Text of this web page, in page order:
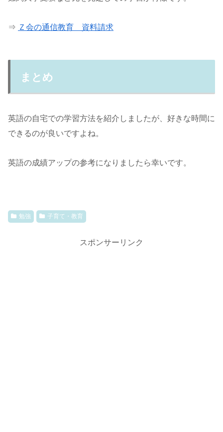
⇒ Ｚ会の通信教育 資料請求
まとめ
英語の自宅での学習方法を紹介しましたが、好きな時間に
できるのが良いですよね。
英語の成績アップの参考になりましたら幸いです。
勉強 子育て・教育
スポンサーリンク